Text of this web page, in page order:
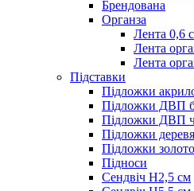
Брендована
Органза
Лента 0,6
Лента
Лента
Підставки
Підложки
Підложки ДВП
Підложки ДВП
Підложки
Підложки
Підноси
Сендвіч H2,5 см